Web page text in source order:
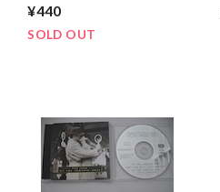
TOO
¥440
SOLD OUT